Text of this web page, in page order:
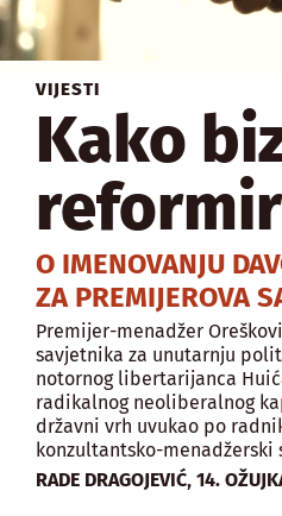
VIJESTI
Kako
O IMENOVANJU
ZA PREMIJEROVA
Premijer-menadžer
savjetnika za unutarnju
notornog libertarijanca
radikalnog neoliberalnog
državni vrh uvukao po
konzultantsko-menadžerski
RADE DRAGOJEVIĆ, 14.